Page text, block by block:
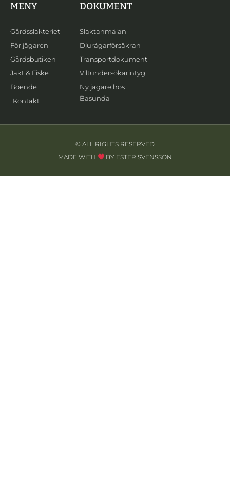
MENY
Gårdsslakteriet
För jägaren
Gårdsbutiken
Jakt & Fiske
Boende
Kontakt
DOKUMENT
Slaktanmälan
Djurägarförsäkran
Transportdokument
Viltundersökarintyg
Ny jägare hos
Basunda
© ALL RIGHTS RESERVED
MADE WITH
BY ESTER SVENSSON